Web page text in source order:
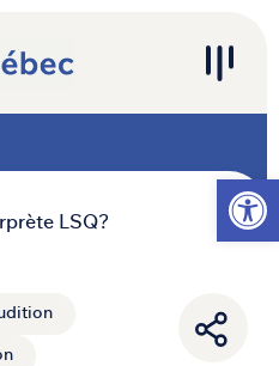
Ouvrir
LSQ?